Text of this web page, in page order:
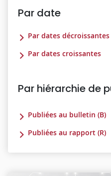
Par date
Par dates décroissantes
Par dates croissantes
Par hiérarchie de
Publiées au bulletin (B)
Publiées au rapport (R)